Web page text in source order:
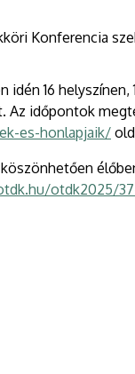
Konferencia
16
időpontok
es-honlapjaik/
otdk2025/